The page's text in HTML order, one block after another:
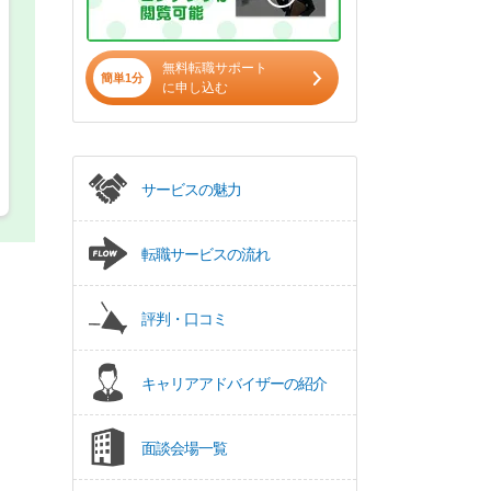
簡単1分
無料転職サポート
に申し込む
サービスの魅力
転職サービスの流れ
評判・口コミ
キャリアアドバイザーの紹介
面談会場一覧